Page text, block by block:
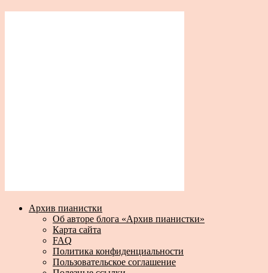
Архив пианистки
Об авторе блога «Архив пианистки»
Карта сайта
FAQ
Политика конфиденциальности
Пользовательское соглашение